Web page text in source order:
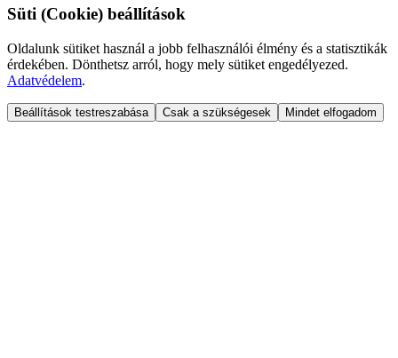
Süti (Cookie) beállítások
Oldalunk sütiket használ a jobb felhasználói élmény és a statisztikák
érdekében. Dönthetsz arról, hogy mely sütiket engedélyezed.
Adatvédelem.
Beállítások testreszabása Csak a szükségesek Mindet elfogadom